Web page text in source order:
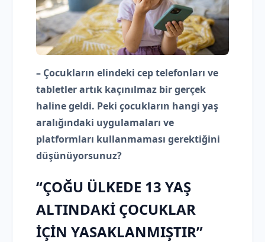
– Çocukların elindeki cep telefonları ve
tabletler artık kaçınılmaz bir gerçek
haline geldi. Peki çocukların hangi yaş
aralığındaki uygulamaları ve
platformları kullanmaması gerektiğini
düşünüyorsunuz?
“ÇOĞU ÜLKEDE 13 YAŞ
ALTINDAKİ ÇOCUKLAR
İÇİN YASAKLANMIŞTIR”